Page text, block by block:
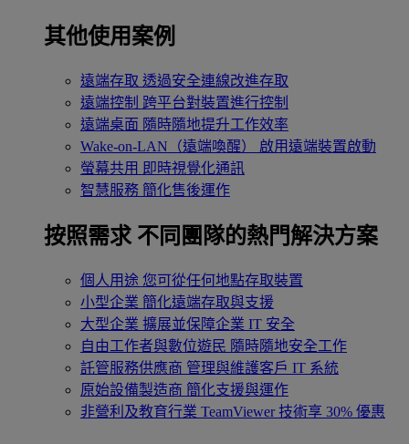
其他使用案例
遠端存取 透過安全連線改進存取
遠端控制 跨平台對裝置進行控制
遠端桌面 隨時隨地提升工作效率
Wake-on-LAN（遠端喚醒）
啟用遠端裝置啟動
螢幕共用 即時視覺化通訊
智慧服務 簡化售後運作
按照需求 不同團隊的熱門解決方案
個人用途 您可從任何地點存取裝置
小型企業 簡化遠端存取與支援
大型企業 擴展並保障企業 IT 安全
自由工作者與數位遊民 隨時隨地安全工作
託管服務供應商 管理與維護客戶 IT 系統
原始設備製造商 簡化支援與運作
非營利及教育行業 TeamViewer 技術享 30% 優惠